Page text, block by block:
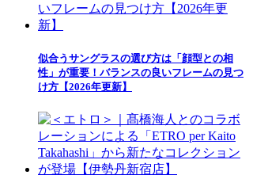
似合うサングラスの選び方は「顔型との相
性」が重要！バランスの良いフレームの見つ
け方【2026年更新】